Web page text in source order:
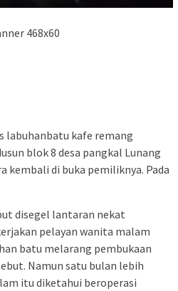
labuhanbatu kafe remang
blok 8 desa pangkal Lunang
kembali di buka pemiliknya. Pada
disegel lantaran nekat
pelayan wanita malam
batu melarang pembukaan
Namun satu bulan lebih
itu diketahui beroperasi